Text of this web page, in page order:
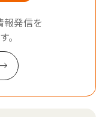
報発信を
。